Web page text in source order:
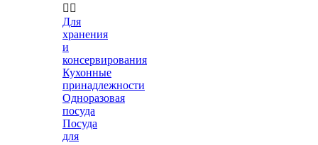
 
Для
хранения
и
консервирования
Кухонные
принадлежности
Одноразовая
посуда
Посуда
для